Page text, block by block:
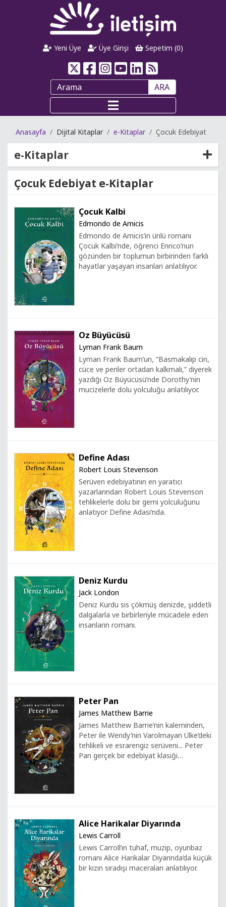
Yeni Üye Üye Girişi Sepetim (0)
ARA
Anasayfa Dijital Kitaplar e-Kitaplar Çocuk Edebiyat
e-Kitaplar
Çocuk Edebiyat e-Kitaplar
Çocuk Kalbi
Edmondo de Amicis
Edmondo de Amicis’in ünlü romanı
Çocuk Kalbi’nde, öğrenci Enrico’nun
gözünden bir toplumun birbirinden farklı
hayatlar yaşayan insanları anlatılıyor.
Oz Büyücüsü
Lyman Frank Baum
Lyman Frank Baum’un, “Basmakalıp cin,
cüce ve periler ortadan kalkmalı,” diyerek
yazdığı Oz Büyücüsü’nde Dorothy’nin
mucizelerle dolu yolculuğu anlatılıyor.
Define Adası
Robert Louis Stevenson
Serüven edebiyatının en yaratıcı
yazarlarından Robert Louis Stevenson
tehlikelerle dolu bir gemi yolculuğunu
anlatıyor Define Adası’nda.
Deniz Kurdu
Jack London
Deniz Kurdu sis çökmüş denizde, şiddetli
dalgalarla ve birbirleriyle mücadele eden
insanların romanı.
Peter Pan
James Matthew Barrie
James Matthew Barrie’nin kaleminden,
Peter ile Wendy’nin Varolmayan Ülke’deki
tehlikeli ve esrarengiz serüveni... Peter
Pan gerçek bir edebiyat klasiği…
Alice Harikalar Diyarında
Lewis Carroll
Lewis Carroll’ın tuhaf, muzip, oyunbaz
romanı Alice Harikalar Diyarında’da küçük
bir kızın sıradışı maceraları anlatılıyor.